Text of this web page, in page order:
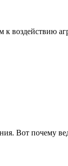
к воздействию
Вот почему